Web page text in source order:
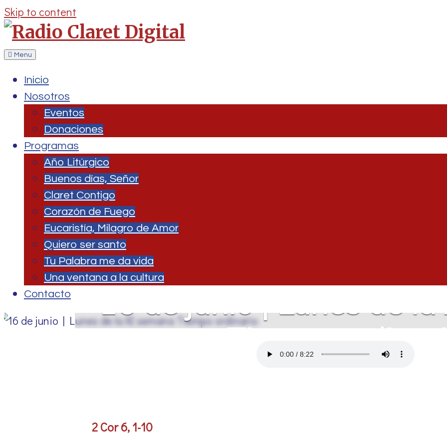
Skip to content
Menu
Inicio
Nosotros
Eventos
Donaciones
Programas
Año Litúrgico
Buenos días, Señor
Claret Contigo
Corazón de Fuego
Eucaristía, Milagro de Amor
Quiero ser santo
Tu Palabra me da vida
Una ventana a la cultura
Contacto
16 de junio | Lunes de la
Tiempo
2 Cor 6, 1-10